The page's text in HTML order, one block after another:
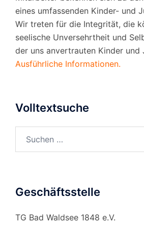
eines umfassenden Kinder- und
Wir treten für die Integrität, die
seelische Unversehrtheit und
der uns anvertrauten Kinder und
Ausführliche Informationen.
Volltextsuche
Geschäftsstelle
TG Bad Waldsee 1848 e.V.